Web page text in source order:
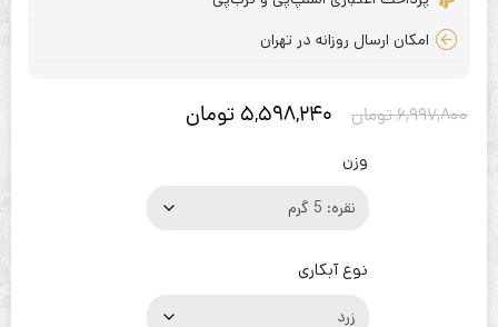
امکان ارسال روزانه در تهران
6,997,800تومان 5,598,240 تومان
وزن
نوع آبکاری